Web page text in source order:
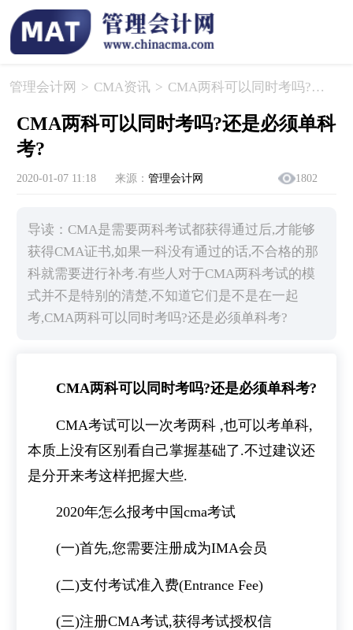
管理会计网 > CMA资讯 > ​CMA两科可以同时考吗?还是必须单科考?
​CMA两科可以同时考吗?还是必须单科
考?
2020-01-07 11:18 来源： 管理会计网 1802
导读：CMA是需要两科考试都获得通过后,才能够
获得CMA证书,如果一科没有通过的话,不合格的那
科就需要进行补考.有些人对于CMA两科考试的模
式并不是特别的清楚,不知道它们是不是在一起
考,CMA两科可以同时考吗?还是必须单科考?
CMA两科可以同时考吗?还是必须单科考?
CMA考试可以一次考两科 ,也可以考单科,
本质上没有区别看自己掌握基础了.不过建议还
是分开来考这样把握大些.
2020年怎么报考中国cma考试
(一)首先,您需要注册成为IMA会员
(二)支付考试准入费(Entrance Fee)
(三)注册CMA考试,获得考试授权信